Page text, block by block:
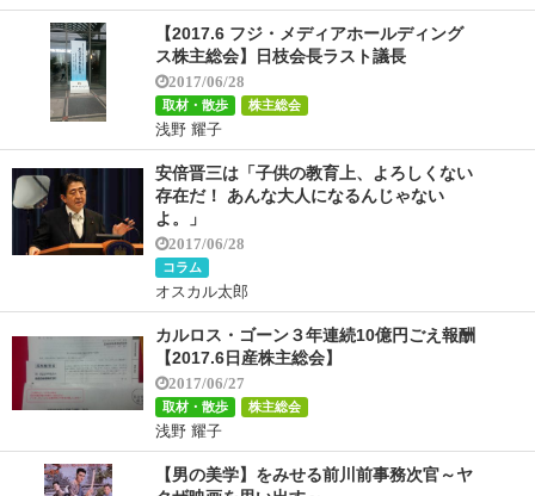
【2017.6 フジ・メディアホールディング
ス株主総会】日枝会長ラスト議長
2017/06/28
取材・散歩 株主総会
浅野 耀子
安倍晋三は「子供の教育上、よろしくない
存在だ！ あんな大人になるんじゃない
よ。」
2017/06/28
コラム
オスカル太郎
カルロス・ゴーン３年連続10億円ごえ報酬
【2017.6日産株主総会】
2017/06/27
取材・散歩 株主総会
浅野 耀子
【男の美学】をみせる前川前事務次官～ヤ